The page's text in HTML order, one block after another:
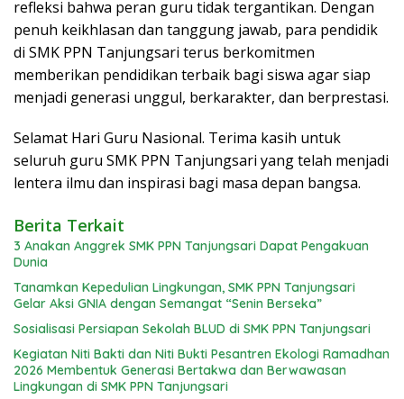
refleksi bahwa peran guru tidak tergantikan. Dengan
penuh keikhlasan dan tanggung jawab, para pendidik
di SMK PPN Tanjungsari terus berkomitmen
memberikan pendidikan terbaik bagi siswa agar siap
menjadi generasi unggul, berkarakter, dan berprestasi.
Selamat Hari Guru Nasional. Terima kasih untuk
seluruh guru SMK PPN Tanjungsari yang telah menjadi
lentera ilmu dan inspirasi bagi masa depan bangsa.
Berita Terkait
3 Anakan Anggrek SMK PPN Tanjungsari Dapat Pengakuan
Dunia
Tanamkan Kepedulian Lingkungan, SMK PPN Tanjungsari
Gelar Aksi GNIA dengan Semangat “Senin Berseka”
Sosialisasi Persiapan Sekolah BLUD di SMK PPN Tanjungsari
Kegiatan Niti Bakti dan Niti Bukti Pesantren Ekologi Ramadhan
2026 Membentuk Generasi Bertakwa dan Berwawasan
Lingkungan di SMK PPN Tanjungsari